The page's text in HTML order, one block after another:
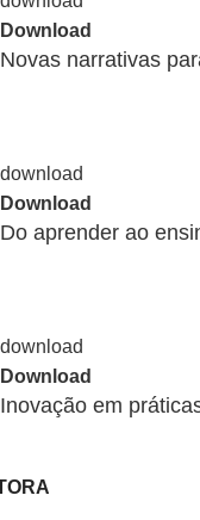
Download
Novas narrativas
Download
Do aprender ao
Download
Inovação em